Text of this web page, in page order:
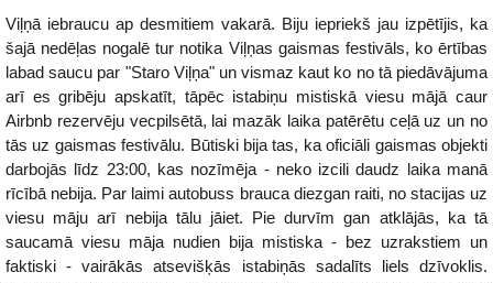
Viļņā iebraucu ap desmitiem vakarā. Biju iepriekš jau izpētījis, ka
šajā nedēļas nogalē tur notika Viļņas gaismas festivāls, ko ērtības
labad saucu par "Staro Viļņa" un vismaz kaut ko no tā piedāvājuma
arī es gribēju apskatīt, tāpēc istabiņu mistiskā viesu mājā caur
Airbnb rezervēju vecpilsētā, lai mazāk laika patērētu ceļā uz un no
tās uz gaismas festivālu. Būtiski bija tas, ka oficiāli gaismas objekti
darbojās līdz 23:00, kas nozīmēja - neko izcili daudz laika manā
rīcībā nebija. Par laimi autobuss brauca diezgan raiti, no stacijas uz
viesu māju arī nebija tālu jāiet. Pie durvīm gan atklājās, ka tā
saucamā viesu māja nudien bija mistiska - bez uzrakstiem un
faktiski - vairākās atsevišķās istabiņās sadalīts liels dzīvoklis.